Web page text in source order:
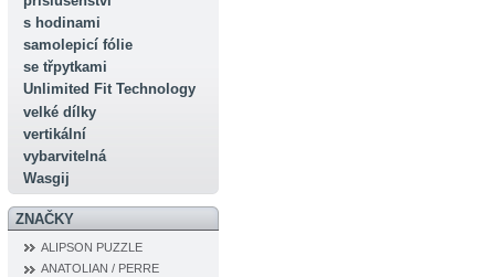
s hodinami
samolepicí fólie
se třpytkami
Unlimited Fit Technology
velké dílky
vertikální
vybarvitelná
Wasgij
ZNAČKY
ALIPSON PUZZLE
ANATOLIAN / PERRE